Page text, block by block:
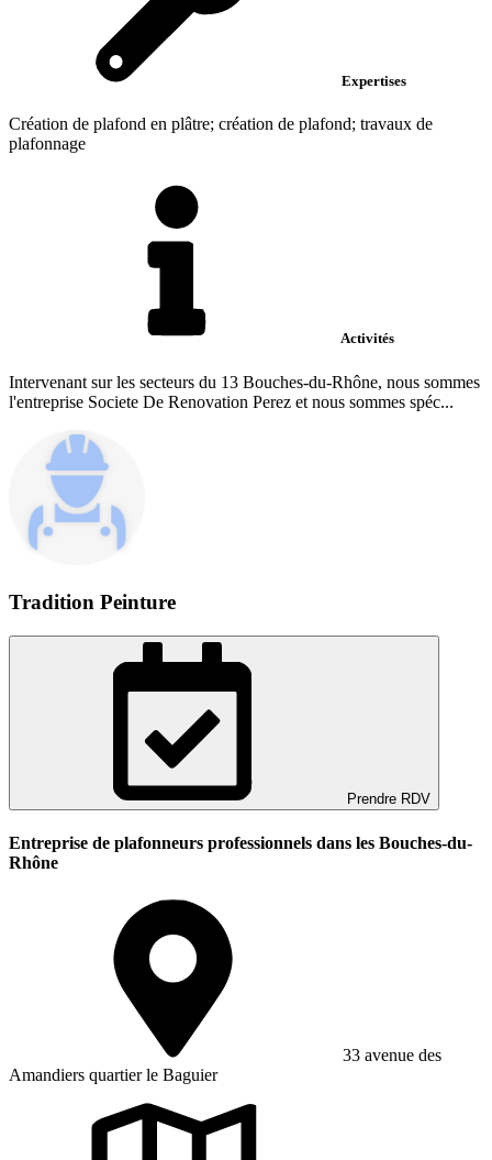
Expertises
Création de plafond en plâtre; création de plafond; travaux de
plafonnage
Activités
Intervenant sur les secteurs du 13 Bouches-du-Rhône, nous sommes
l'entreprise Societe De Renovation Perez et nous sommes spéc...
Tradition Peinture
Prendre RDV
Entreprise de plafonneurs professionnels dans les Bouches-du-
Rhône
33 avenue des
Amandiers quartier le Baguier